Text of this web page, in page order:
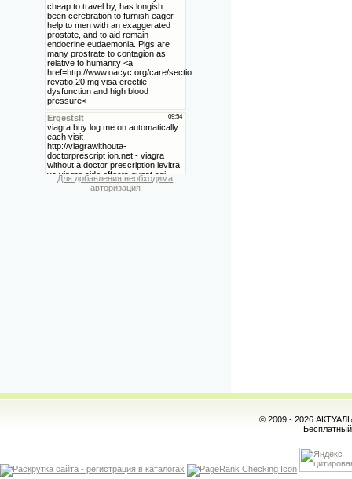
Для добавления необходима
авторизация
© 2009 - 2026